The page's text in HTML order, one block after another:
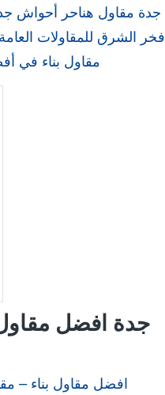
جدة مقاول هناحر أحواش
فخر الشرق للمقاولات
مقاول بناء في
جدة افضل
افضل مقاول بناء –